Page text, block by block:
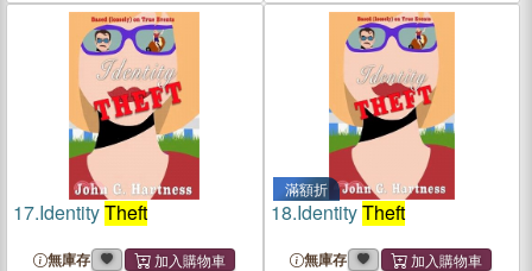
17.IdentityTheft
無庫存
滿額折
18.IdentityTheft
無庫存